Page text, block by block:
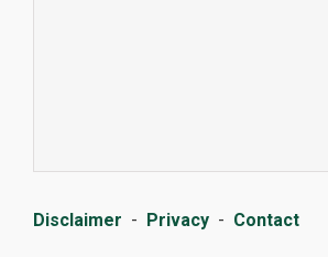
Disclaimer - Privacy - Contact